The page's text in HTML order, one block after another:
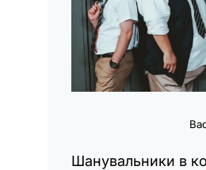
Шанувальники в